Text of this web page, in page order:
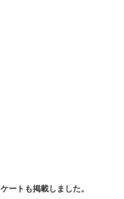
ートも掲載しました。